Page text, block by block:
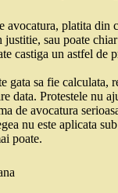
avocatura, platita din
justitie, sau poate
castiga un astfel de
gata sa fie calculata,
data. Protestele nu
de avocatura
nu este aplicata
poate.